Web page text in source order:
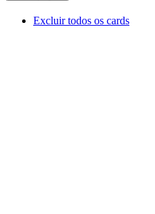
Excluir todos os cards